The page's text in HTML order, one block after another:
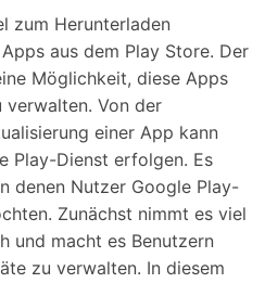
zum Herunterladen
aus dem Play Store. Der
Möglichkeit, diese Apps
Von der
einer App kann
Play-Dienst erfolgen. Es
denen Nutzer Google Play-
Zunächst nimmt es viel
und macht es Benutzern
zu verwalten. In diesem